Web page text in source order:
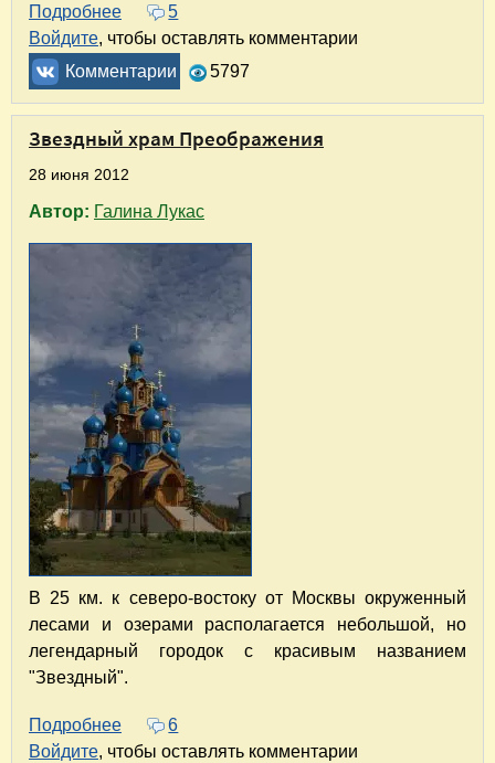
Подробнее о Детства нежные следы. Июльская
5
Войдите, чтобы оставлять комментарии
Комментарии
5797
Звездный храм Преображения
28 июня 2012
Автор: Галина Лукас
В 25 км. к северо-востоку от Москвы окруженный
лесами и озерами располагается небольшой, но
легендарный городок с красивым названием
"Звездный".
Подробнее о Звездный храм Преображения
6
Войдите, чтобы оставлять комментарии